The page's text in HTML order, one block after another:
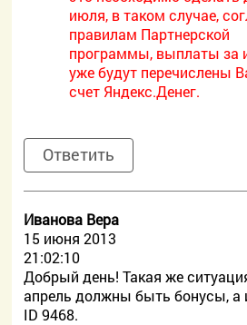
июля, в таком случае,
правилам Партнерской
программы, выплаты за
уже будут перечислены
счет Яндекс.Денег.
Ответить
Иванова Вера
15 июня 2013
21:02:10
Добрый день! Такая же
апрель должны быть бонусы, а
ID 9468.